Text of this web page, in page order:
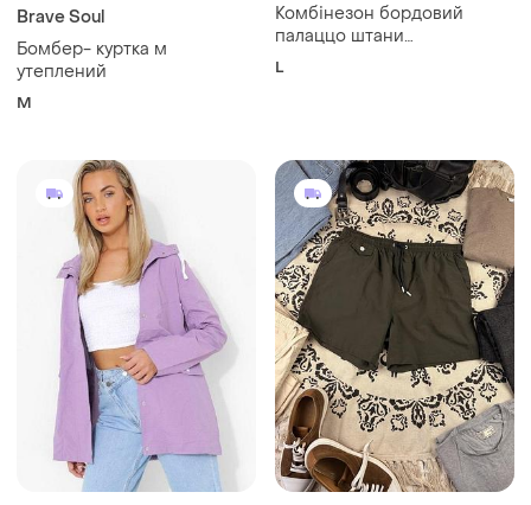
Brave Soul
Бомбер- куртка м
утеплений
M
Комбінезон бордовий
палаццо штани
романтичний у ретро стилі
L